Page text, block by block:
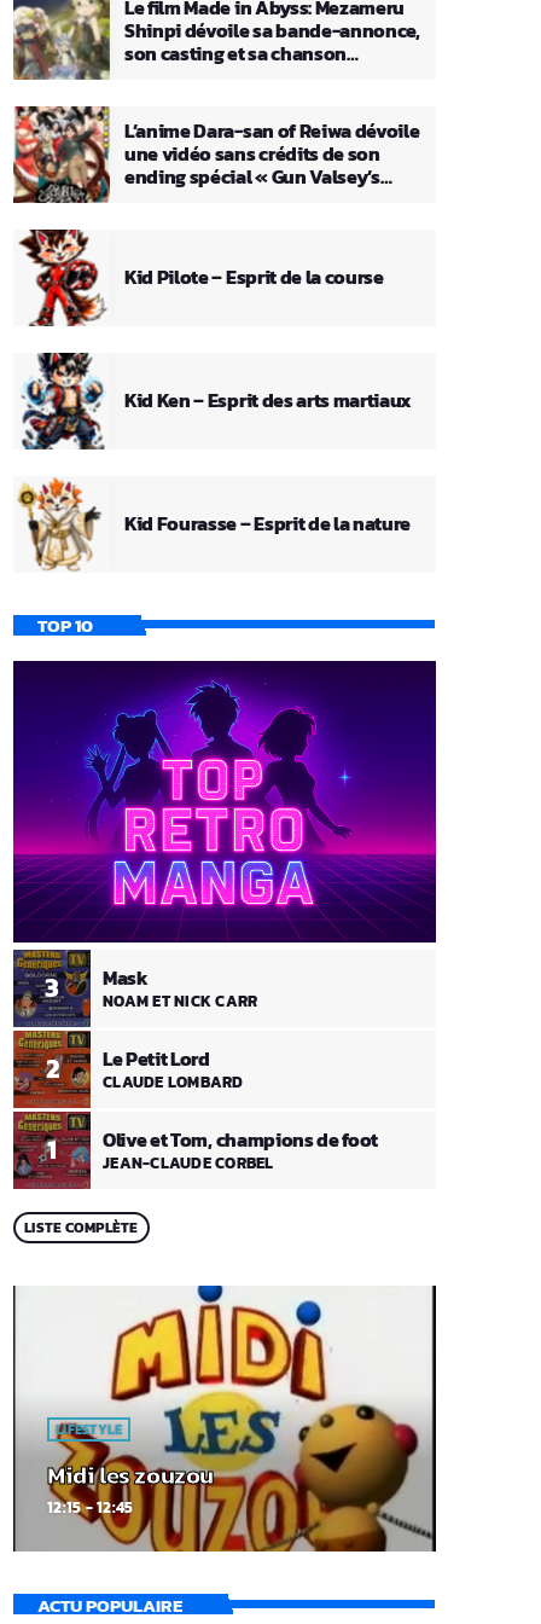
Le film Made in Abyss: Mezameru
Shinpi dévoile sa bande-annonce,
son casting et sa chanson
L’anime Dara-san of Reiwa dévoile
une vidéo sans crédits de son
ending spécial « Gun Valsey’s
Kid Pilote – Esprit de la course
Kid Ken – Esprit des arts martiaux
Kid Fourasse – Esprit de la nature
TOP 10
1 Olive et Tom, champions de foot
JEAN-CLAUDE CORBEL
2 Le Petit Lord
CLAUDE LOMBARD
3 Mask
NOAM ET NICK CARR
LISTE COMPLÈTE
LIFESTYLE
Midi les zouzou
12:15 - 12:45
ACTU POPULAIRE